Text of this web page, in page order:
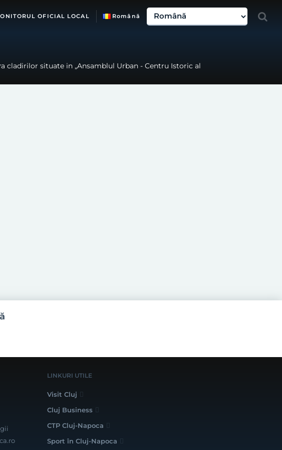
OFICIAL LOCAL Română
situate in „Ansamblul Urban - Centru Istoric al
LINKURI UTILE
Visit Cluj
Cluj Business
CTP Cluj-Napoca
Sport în Cluj-Napoca